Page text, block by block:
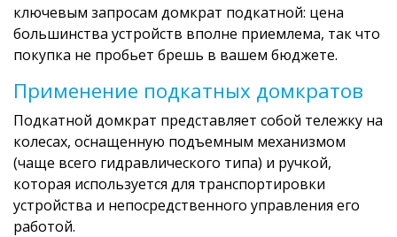
ключевым запросам домкрат подкатной: цена
большинства устройств вполне приемлема, так что
покупка не пробьет брешь в вашем бюджете.
Применение подкатных домкратов
Подкатной домкрат представляет собой тележку на
колесах, оснащенную подъемным механизмом
(чаще всего гидравлического типа) и ручкой,
которая используется для транспортировки
устройства и непосредственного управления его
работой.